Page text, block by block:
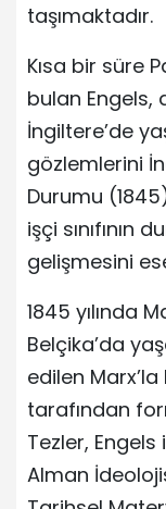
taşımaktadır.
Kısa bir süre
bulan Engels,
İngiltere’de
gözlemlerini
Durumu
işçi sınıfının
gelişmesini
1845 yılında
Belçika’da
edilen
tarafından
Tezler, Engels
Alman